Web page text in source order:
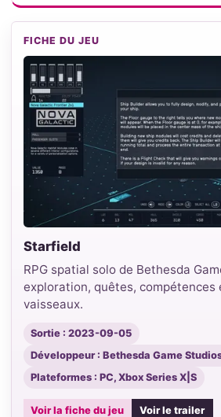
FICHE DU JEU
Starfield
RPG spatial solo de Bethesda
exploration, quêtes, compétences
vaisseaux.
Sortie : 2023-09-05
Développeur : Bethesda Game
Plateformes : PC, Xbox Series X|S
Voir la fiche du jeu Voir le trailer